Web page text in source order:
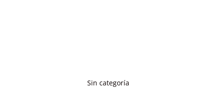
Sin categoría